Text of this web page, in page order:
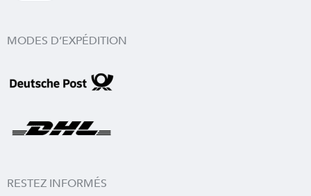
MODES D’EXPÉDITION
RESTEZ INFORMÉS